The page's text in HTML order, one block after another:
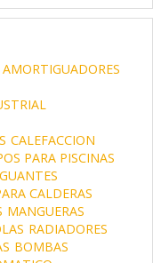
AMORTIGUADORES
CALEFACCION
PARA PISCINAS
GUANTES
CALDERAS
MANGUERAS
RADIADORES
BOMBAS